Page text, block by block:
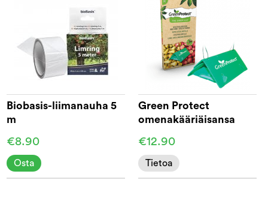
Biobasis-liimanauha 5
m
€8.90
Osta
Green Protect
omenakääriäisansa
€12.90
Tietoa